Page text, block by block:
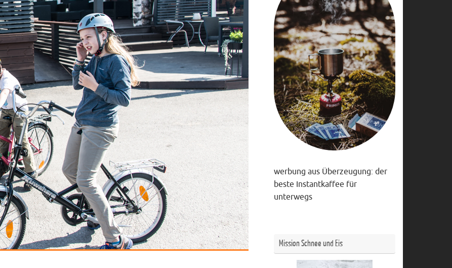
werbung aus Überzeugung: der
beste Instantkaffee für
unterwegs
Mission Schnee und Eis